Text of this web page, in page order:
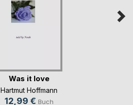
Was it love
Hartmut Hoffmann
12,99 € Buch